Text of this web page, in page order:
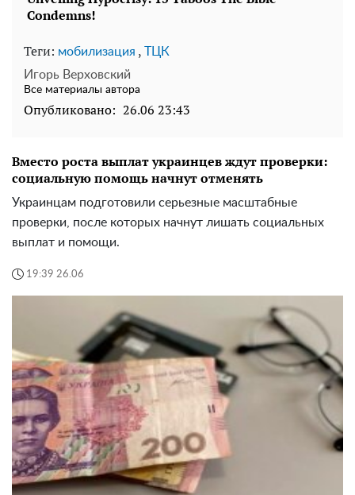
Теги: мобилизация ,
ТЦК
Игорь Верховский
Все материалы автора
Опубликовано: 26.06 23:43
Вместо роста выплат украинцев ждут проверки:
социальную помощь начнут отменять
Украинцам подготовили серьезные масштабные
проверки, после которых начнут лишать социальных
выплат и помощи.
19:39 26.06